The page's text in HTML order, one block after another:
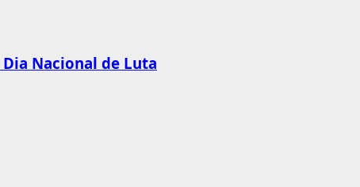
Nacional de Luta